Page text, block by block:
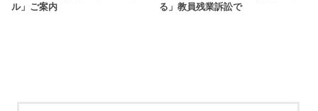
ル」ご案内
る」教員残業訴訟で